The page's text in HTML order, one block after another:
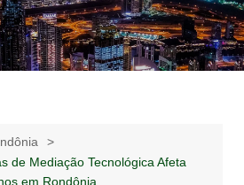
Notícias –
Publicidades –
de Mediação Tecnológica Afeta
em Rondônia